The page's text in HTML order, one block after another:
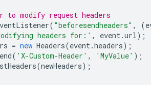
modify request headers
( "beforesendheaders" , (
headers for:' , event.url);
= new Headers(event.headers);
( 'X-Custom-Header' , 'MyValue' );
(newHeaders);